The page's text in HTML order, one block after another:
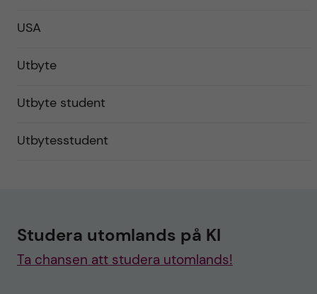
USA
Utbyte
Utbyte student
Utbytesstudent
Studera utomlands på KI
Ta chansen att studera utomlands!